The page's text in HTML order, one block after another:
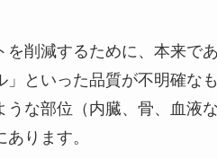
を削減するために、本来で
」といった品質が不明確
うな部位（内臓、骨、血液
ります。